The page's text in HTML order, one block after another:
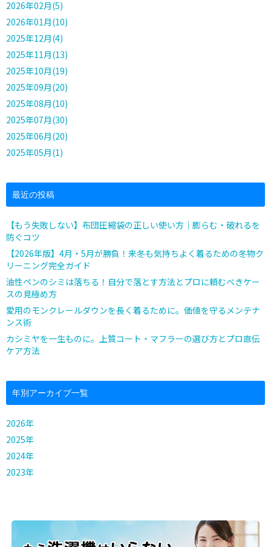
2026年02月(5)
2026年01月(10)
2025年12月(4)
2025年11月(13)
2025年10月(19)
2025年09月(20)
2025年08月(10)
2025年07月(30)
2025年06月(20)
2025年05月(1)
最近の投稿
【もう失敗しない】布団圧縮袋の正しい使い方｜膨らむ・破れるを
防ぐコツ
【2026年版】4月・5月が勝負！来冬も気持ちよく着るための冬物ク
リーニング完全ガイド
油性ペンのシミは落ちる！自分で落とす方法とプロに頼むべきケー
スの見極め方
愛用のモンクレールダウンを長く着るために。価値を守るメンテナ
ンス術
カシミヤを一生ものに。上質コート・マフラーの選び方とプロ直伝
ケア方法
年別アーカイブ一覧
2026年
2025年
2024年
2023年